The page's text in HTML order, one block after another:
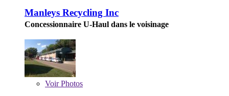
Manleys Recycling Inc
Concessionnaire U-Haul dans le voisinage
VoirPhotos